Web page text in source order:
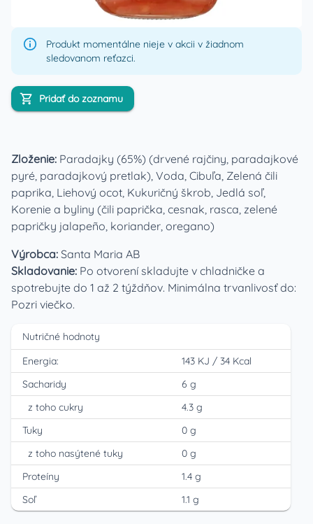
Produkt momentálne nieje v akcii v žiadnom
sledovanom reťazci.
Pridať do zoznamu
Zloženie: Paradajky (65%) (drvené rajčiny, paradajkové
pyré, paradajkový pretlak), Voda, Cibuľa, Zelená čili
paprika, Liehový ocot, Kukuričný škrob, Jedlá soľ,
Korenie a byliny (čili paprička, cesnak, rasca, zelené
papričky jalapeño, koriander, oregano)
Výrobca: Santa Maria AB
Skladovanie: Po otvorení skladujte v chladničke a
spotrebujte do 1 až 2 týždňov. Minimálna trvanlivosť do:
Pozri viečko.
Nutričné hodnoty
Energia:
143 KJ / 34 Kcal
Sacharidy
6 g
z toho cukry
4.3 g
Tuky
0 g
z toho nasýtené tuky
0 g
Proteíny
1.4 g
Soľ
1.1 g